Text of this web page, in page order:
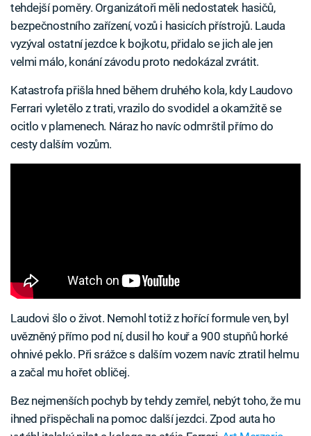
tehdejší poměry. Organizátoři měli nedostatek hasičů,
bezpečnostního zařízení, vozů i hasicích přístrojů. Lauda
vyzýval ostatní jezdce k bojkotu, přidalo se jich ale jen
velmi málo, konání závodu proto nedokázal zvrátit.
Katastrofa přišla hned během druhého kola, kdy Laudovo
Ferrari vyletělo z trati, vrazilo do svodidel a okamžitě se
ocitlo v plamenech. Náraz ho navíc odmrštil přímo do
cesty dalším vozům.
Laudovi šlo o život. Nemohl totiž z hořící formule ven, byl
uvězněný přímo pod ní, dusil ho kouř a 900 stupňů horké
ohnivé peklo. Při srážce s dalším vozem navíc ztratil helmu
a začal mu hořet obličej.
Bez nejmenších pochyb by tehdy zemřel, nebýt toho, že mu
ihned přispěchali na pomoc další jezdci. Zpod auta ho